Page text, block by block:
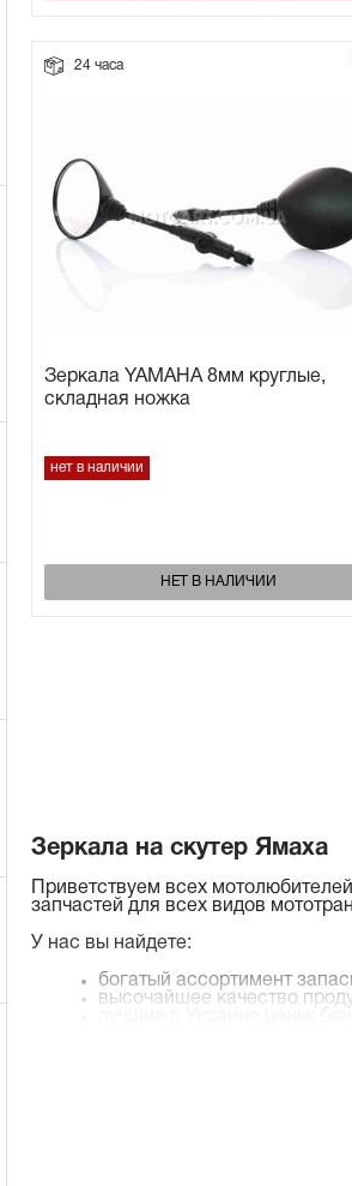
24 часа
Зеркала YAMAHA 8мм круглые,
складная ножка
нет в наличии
НЕТ В НАЛИЧИИ
Зеркала на скутер Ямаха
Приветствуем всех
запчастей для всех видов
У нас вы найдете:
богатый ассортимент
высочайшее качество